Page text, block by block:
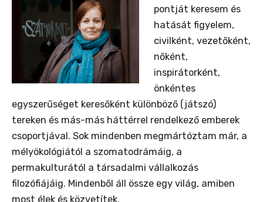
pontját keresem és
hatását figyelem,
civilként, vezetőként,
nőként,
inspirátorként,
önkéntes
egyszerűséget keresőként különböző (játszó)
tereken és más-más háttérrel rendelkező emberek
csoportjával. Sok mindenben megmártóztam már, a
mélyökológiától a szomatodrámáig, a
permakulturától a társadalmi vállalkozás
filozófiájáig. Mindenből áll össze egy világ, amiben
most élek és közvetítek.